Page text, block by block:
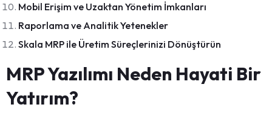
Mobil Erişim ve Uzaktan Yönetim İmkanları
Raporlama ve Analitik Yetenekler
Skala MRP ile Üretim Süreçlerinizi Dönüştürün
MRP Yazılımı Neden Hayati Bir
Yatırım?